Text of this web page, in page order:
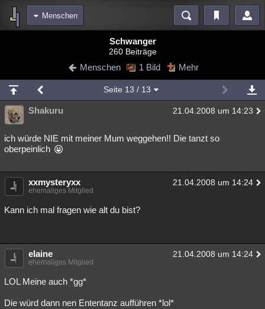
Menschen
Blogs Videos
Chat Wiki Neuigkeiten
meine Rubriken
Menschen Mystery Kriminalfälle
Spiritualität Verschwörungen Technologie Ufologie
weitere Rubriken
Philosophie Träume
Musik Clash Verbesserungen Allmystery English
Übersichten
Besucht Teilgenommen
Lesenswert Schlüsselwörter
Schwanger
260 Beiträge
Menschen 1 Bild Mehr
Seite 13 / 13
Shakuru 21.04.2008 um 14:23
ich würde NIE mit meiner Mum weggehen!! Die tanzt so
oberpeinlich
xxmysteryxx 21.04.2008 um 14:24
ehemaliges Mitglied
Kann ich mal fragen wie alt du bist?
elaine 21.04.2008 um 14:24
ehemaliges Mitglied
LOL Meine auch *gg*
Die würd dann nen Ententanz aufführen *lol*